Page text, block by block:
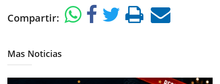
Compartir:
Mas Noticias